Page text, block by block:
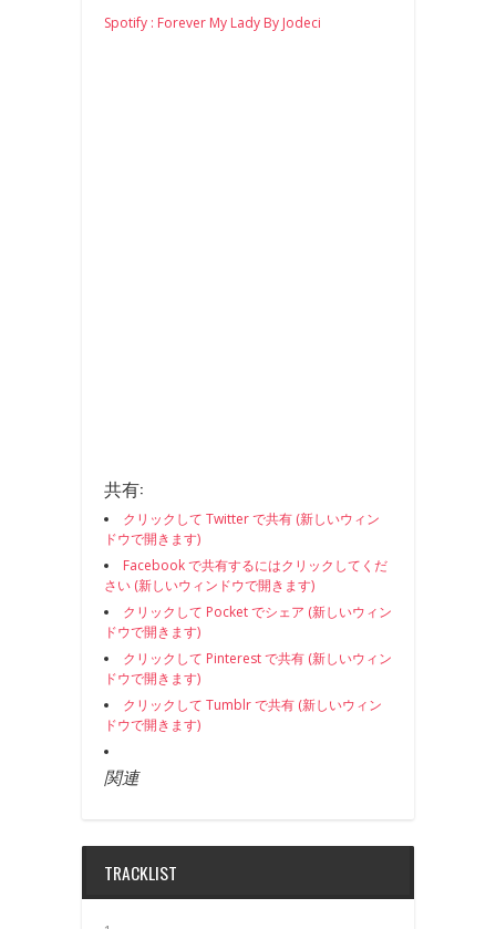
Spotify : Forever My Lady By Jodeci
共有:
クリックして Twitter で共有 (新しいウィン
ドウで開きます)
Facebook で共有するにはクリックしてくだ
さい (新しいウィンドウで開きます)
クリックして Pocket でシェア (新しいウィン
ドウで開きます)
クリックして Pinterest で共有 (新しいウィン
ドウで開きます)
クリックして Tumblr で共有 (新しいウィン
ドウで開きます)
関連
TRACKLIST